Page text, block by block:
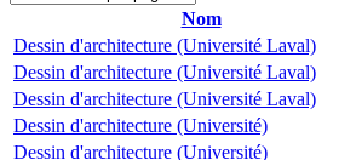
Nom
Dessin d'architecture (Université Laval)
Dessin d'architecture (Université Laval)
Dessin d'architecture (Université Laval)
Dessin d'architecture (Université)
Dessin d'architecture (Université)